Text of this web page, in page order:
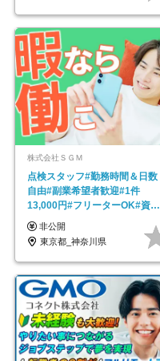
株式会社ＳＧＭ
点検スタッフ#勤務時間＆日数
自由#副業希望者歓迎#1件
13,000円#フリーターOK#資格
スキル不要
非公開
東京都_神奈川県